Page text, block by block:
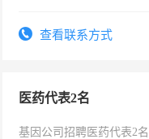
宿，免费发放劳保用品，
查看联系方式
医药代表2名
基因公司招聘医药代表2